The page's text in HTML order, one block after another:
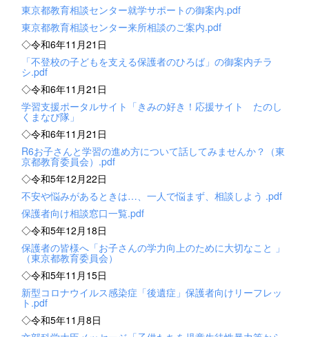
東京都教育相談センター就学サポートの御案内.pdf
東京都教育相談センター来所相談のご案内.pdf
◇令和6年11月21日
「不登校の子どもを支える保護者のひろば」の御案内チラ
シ.pdf
◇令和6年11月21日
学習支援ポータルサイト「きみの好き！応援サイト たのし
くまなび隊」
◇令和6年11月21日
R6お子さんと学習の進め方について話してみませんか？（東
京都教育委員会）.pdf
◇令和5年12月22日
不安や悩みがあるときは…、一人で悩まず、相談しよう .pdf
保護者向け相談窓口一覧.pdf
◇令和5年12月18日
保護者の皆様へ「お子さんの学力向上のために大切なこと 」
（東京都教育委員会）
◇令和5年11月15日
新型コロナウイルス感染症「後遺症」保護者向けリーフレッ
ト.pdf
◇令和5年11月8日